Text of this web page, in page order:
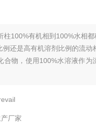
柱100%有机相到100%水相都
例还是高有机溶剂比例的流动
合物，使用100%水溶液作为
厂家